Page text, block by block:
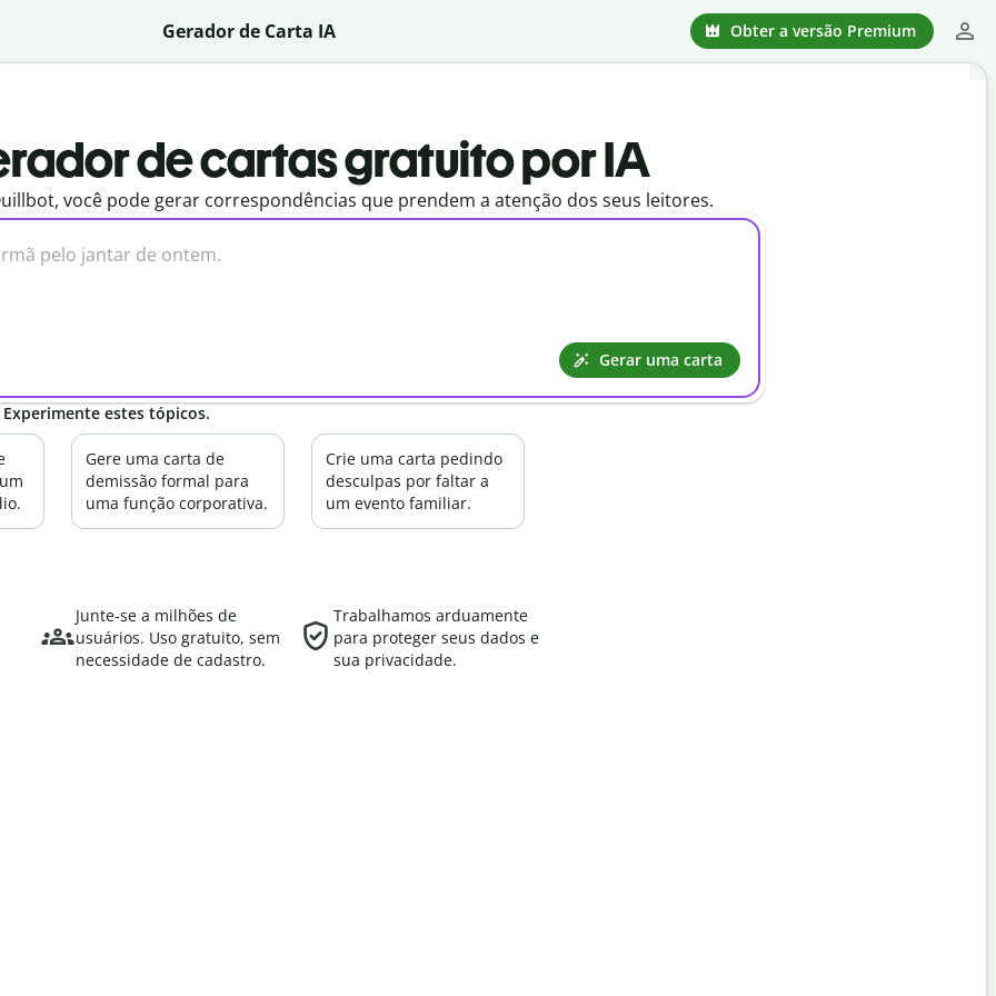
Gerador de Carta IA Obter a versão Premium
de cartas gratuito por IA
você pode gerar correspondências que prendem a atenção dos seus leitores.
Gerar uma carta
estes tópicos.
Gere uma carta de
demissão formal para
uma função corporativa.
Crie uma carta pedindo
desculpas por faltar a
um evento familiar.
Junte-se a milhões de
usuários. Uso gratuito, sem
necessidade de cadastro.
Trabalhamos arduamente
para proteger seus dados e
sua privacidade.